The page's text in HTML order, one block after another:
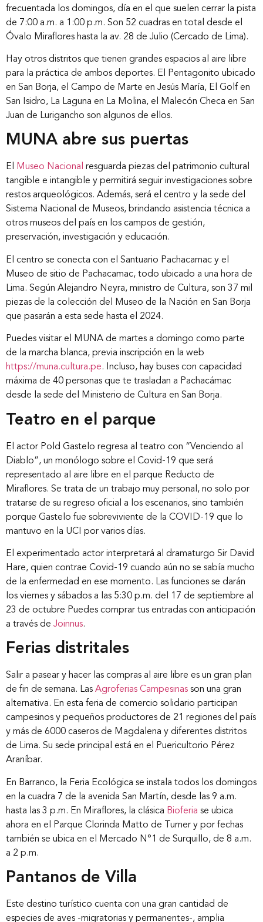
Inicio
frecuentada los domingos, día en el que suelen cerrar la pista
de 7:00 a.m. a 1:00 p.m. Son 52 cuadras en total desde el
Óvalo Miraflores hasta la av. 28 de Julio (Cercado de Lima).
Hay otros distritos que tienen grandes espacios al aire libre
para la práctica de ambos deportes. El Pentagonito ubicado
en San Borja, el Campo de Marte en Jesús María, El Golf en
San Isidro, La Laguna en La Molina, el Malecón Checa en San
Juan de Lurigancho son algunos de ellos.
MUNA abre sus puertas
El Museo Nacional resguarda piezas del patrimonio cultural
tangible e intangible y permitirá seguir investigaciones sobre
restos arqueológicos. Además, será el centro y la sede del
Sistema Nacional de Museos, brindando asistencia técnica a
otros museos del país en los campos de gestión,
preservación, investigación y educación.
El centro se conecta con el Santuario Pachacamac y el
Museo de sitio de Pachacamac, todo ubicado a una hora de
Lima. Según Alejandro Neyra, ministro de Cultura, son 37 mil
piezas de la colección del Museo de la Nación en San Borja
que pasarán a esta sede hasta el 2024.
Puedes visitar el MUNA de martes a domingo como parte
de la marcha blanca, previa inscripción en la web
https://muna.cultura.pe. Incluso, hay buses con capacidad
máxima de 40 personas que te trasladan a Pachacámac
desde la sede del Ministerio de Cultura en San Borja.
Teatro en el parque
El actor Pold Gastelo regresa al teatro con “Venciendo al
Diablo”, un monólogo sobre el Covid-19 que será
representado al aire libre en el parque Reducto de
Miraflores. Se trata de un trabajo muy personal, no solo por
tratarse de su regreso oficial a los escenarios, sino también
porque Gastelo fue sobreviviente de la COVID-19 que lo
mantuvo en la UCI por varios días.
El experimentado actor interpretará al dramaturgo Sir David
Hare, quien contrae Covid-19 cuando aún no se sabía mucho
de la enfermedad en ese momento. Las funciones se darán
los viernes y sábados a las 5:30 p.m. del 17 de septiembre al
23 de octubre Puedes comprar tus entradas con anticipación
a través de Joinnus.
Ferias distritales
Salir a pasear y hacer las compras al aire libre es un gran plan
de fin de semana. Las Agroferias Campesinas son una gran
alternativa. En esta feria de comercio solidario participan
campesinos y pequeños productores de 21 regiones del país
y más de 6000 caseros de Magdalena y diferentes distritos
de Lima. Su sede principal está en el Puericultorio Pérez
Araníbar.
En Barranco, la Feria Ecológica se instala todos los domingos
en la cuadra 7 de la avenida San Martín, desde las 9 a.m.
hasta las 3 p.m. En Miraflores, la clásica Bioferia se ubica
ahora en el Parque Clorinda Matto de Turner y por fechas
también se ubica en el Mercado N°1 de Surquillo, de 8 a.m.
a 2 p.m.
Pantanos de Villa
Este destino turístico cuenta con una gran cantidad de
especies de aves -migratorias y permanentes-, amplia